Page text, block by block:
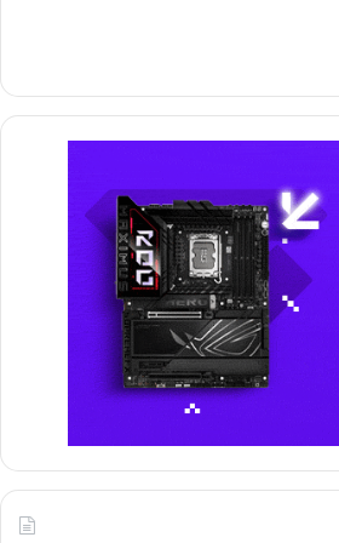
می‌توانید با پر نکردن بعضی از
مورد علاقه‌، دیده شوید و پیشرفت